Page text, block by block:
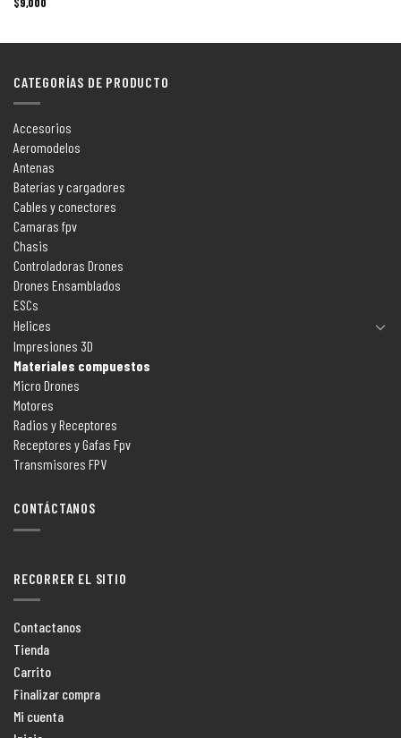
CATEGORÍAS DE PRODUCTO
Accesorios
Aeromodelos
Antenas
Baterías y cargadores
Cables y conectores
Camaras fpv
Chasis
Controladoras Drones
Drones Ensamblados
ESCs
Helices
Impresiones 3D
Materiales compuestos
Micro Drones
Motores
Radios y Receptores
Receptores y Gafas Fpv
Transmisores FPV
CONTÁCTANOS
RECORRER EL SITIO
Contactanos
Tienda
Carrito
Finalizar compra
Mi cuenta